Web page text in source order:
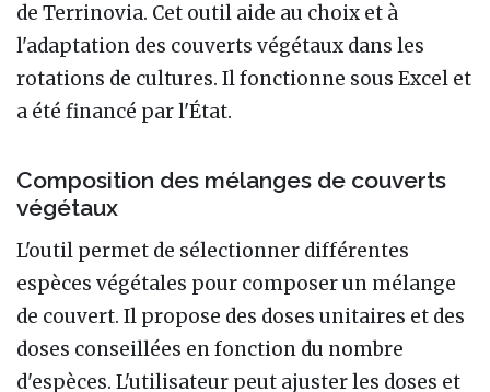
de Terrinovia. Cet outil aide au choix et à
l'adaptation des couverts végétaux dans les
rotations de cultures. Il fonctionne sous Excel et
a été financé par l'État.
Composition des mélanges de couverts
végétaux
L'outil permet de sélectionner différentes
espèces végétales pour composer un mélange
de couvert. Il propose des doses unitaires et des
doses conseillées en fonction du nombre
d'espèces. L'utilisateur peut ajuster les doses et